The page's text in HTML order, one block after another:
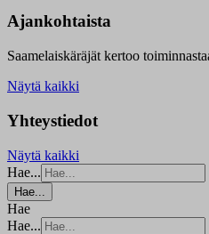
Ajankohtaista
Saamelaiskäräjät kertoo
Näytä kaikki
Yhteystiedot
Näytä kaikki
Hae...
Hae...
Hae
Hae...